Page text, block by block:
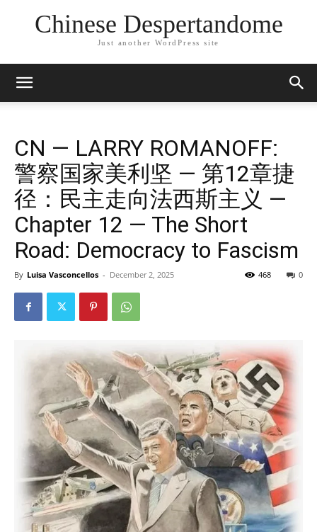
Chinese Despertandome
Just another WordPress site
CN — LARRY ROMANOFF:
警察国家美利坚 — 第12章捷
径：民主走向法西斯主义 —
Chapter 12 — The Short
Road: Democracy to Fascism
By Luisa Vasconcellos - December 2, 2025 0
468